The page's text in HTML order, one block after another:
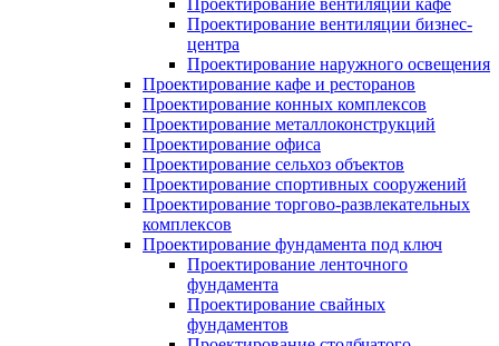
Проектирование вентиляции кафе
Проектирование вентиляции бизнес-
центра
Проектирование наружного освещения
Проектирование кафе и ресторанов
Проектирование конных комплексов
Проектирование металлоконструкций
Проектирование офиса
Проектирование сельхоз объектов
Проектирование спортивных сооружений
Проектирование торгово-развлекательных
комплексов
Проектирование фундамента под ключ
Проектирование ленточного
фундамента
Проектирование свайных
фундаментов